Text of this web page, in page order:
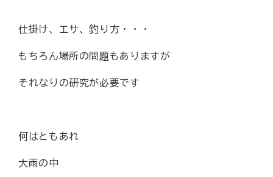
仕掛け、エサ、釣り方・・・
もちろん場所の問題もありますが
それなりの研究が必要です
何はともあれ
大雨の中